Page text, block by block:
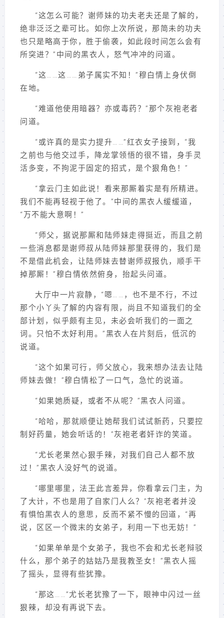
“这怎么可能？谢师妹的功夫老夫还是了解的，
绝非泛泛之辈可比。如你上次所说，那简未的功夫
也只是略高于你，胜于偷袭，如此段时间怎么会有
所突进？”中间的黑衣人，怒气冲冲的问道。
“这……这……弟子属实不知！”穆白情上身伏倒
在地。
“难道他使用暗器？亦或毒药？”那个灰袍老者
问道。
“或许真的是实力提升……”红衣女子接到，“我
之前也与他交过手，降龙掌领悟的很不错，身手灵
活多变，不拘泥于固定的招式，是个狠角色！”
“拿云门主如此说！看来那厮着实是有所精进。
我们不能再轻视于他了。”中间的黑衣人缓缓道，
“万不能大意啊！”
“师父，据说那厮和陆师妹走得挺近，而且之前
一些消息都是谢师叔从陆师妹那里获得的，我们是
不是借此机会，让陆师妹去替谢师叔报仇，顺手干
掉那厮！”穆白情依然俯身，抬起头问道。
大厅中一片寂静，“嗯……，也不是不行，不过
那个小丫头了解的内容有限，尚且不知道我们的全
部计划，似乎颇有主见，未必会听我们的一面之
词。只怕不太好利用。”黑衣人在片刻后，低沉的
说道。
“这个如果可行，师父放心，我来想办法去让陆
师妹去做！”穆白情松了一口气，急忙的说道。
“如果她质疑，或者不从呢？”黑衣人问道。
“哈哈，那就顺便让她帮我们试试新药，只要控
制好药量，她会听话的！”灰袍老者奸诈的笑道。
“尤长老果然心狠手辣，对我们自己人都不放
过！”黑衣人没好气的说道。
“哪里哪里，法王此言差异，你看拿云门主，为
了大计，不也是用了自家门人么？”灰袍老者并没
有惧怕黑衣人的意思，反而不紧不慢的回道，“再
说，区区一个微末的女弟子，利用一下也无妨！”
“如果单单是个女弟子，我也不会和尤长老辩驳
什么，那个弟子的姑姑乃是我教圣女！”黑衣人摇
了摇头，显得有些犹豫。
“那这……”尤长老犹豫了一下，眼神中闪过一丝
狠辣，却没有再说下去。